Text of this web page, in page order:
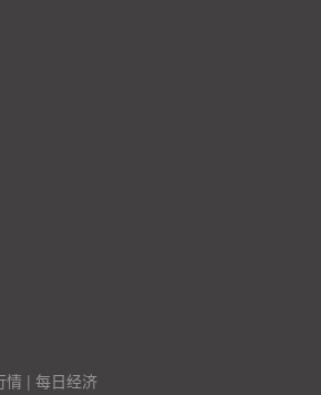
情 | 每日经济